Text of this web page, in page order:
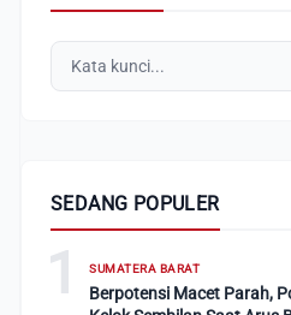
SEDANG POPULER
1 SUMATERA BARAT
Berpotensi Macet Parah,